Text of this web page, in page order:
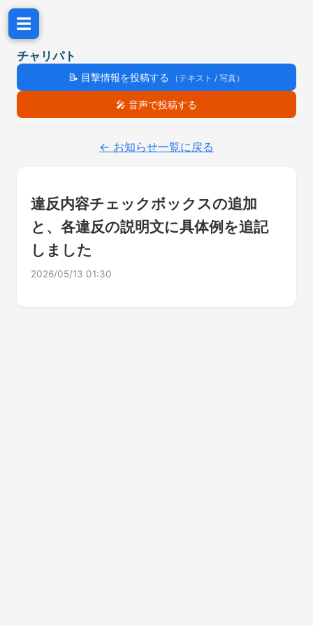
☰
チャリパト
📝 目撃情報を投稿する （テキスト / 写真）
🎤 音声で投稿する
← お知らせ一覧に戻る
違反内容チェックボックスの追加
と、各違反の説明文に具体例を追記
しました
2026/05/13 01:30